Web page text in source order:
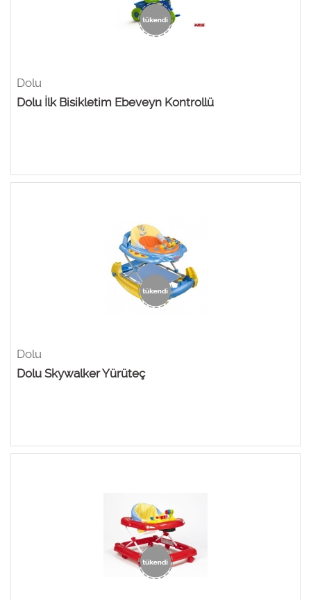
Dolu
Dolu İlk Bisikletim Ebeveyn Kontrollü
Dolu
Dolu Skywalker Yürüteç